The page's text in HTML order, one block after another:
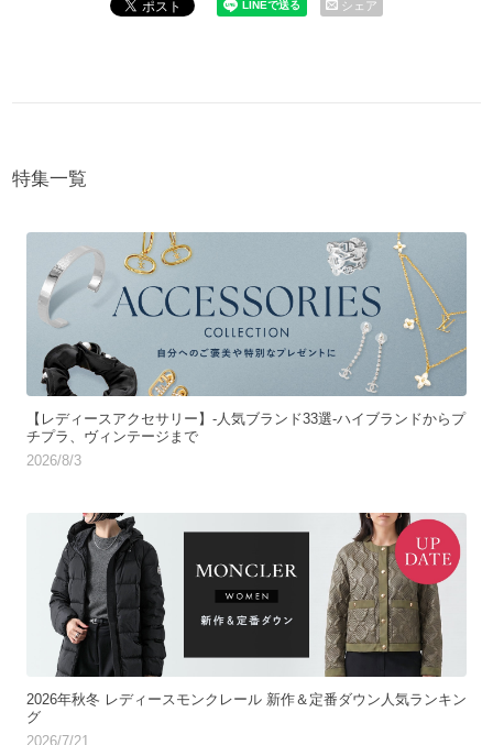
シェア
特集一覧
【レディースアクセサリー】-人気ブランド33選-ハイブランドからプ
チプラ、ヴィンテージまで
2026/8/3
2026年秋冬 レディースモンクレール 新作＆定番ダウン人気ランキン
グ
2026/7/21